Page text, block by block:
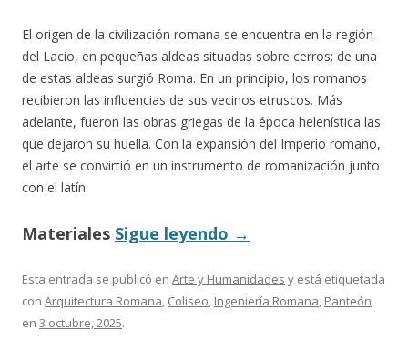
El origen de la civilización romana se encuentra en la región
del Lacio, en pequeñas aldeas situadas sobre cerros; de una
de estas aldeas surgió Roma. En un principio, los romanos
recibieron las influencias de sus vecinos etruscos. Más
adelante, fueron las obras griegas de la época helenística las
que dejaron su huella. Con la expansión del Imperio romano,
el arte se convirtió en un instrumento de romanización junto
con el latín.
Materiales Sigue leyendo →
Esta entrada se publicó en Arte y Humanidades y está etiquetada
con Arquitectura Romana, Coliseo, Ingeniería Romana, Panteón
en 3 octubre, 2025.